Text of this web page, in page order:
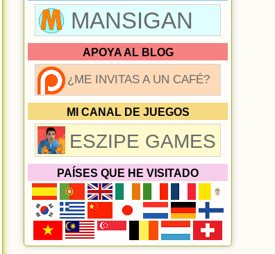
MANSIGAN
APOYA AL BLOG
¿ME INVITAS A UN CAFÉ?
MI CANAL DE JUEGOS
ESZIPE GAMES
PAÍSES QUE HE VISITADO